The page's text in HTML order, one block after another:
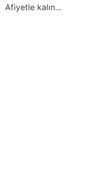
Afiyetle kalın...